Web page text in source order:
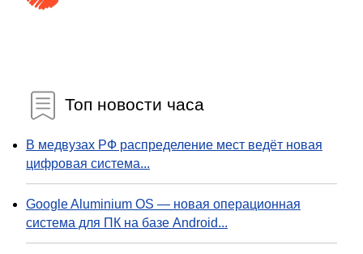
Топ новости часа
В медвузах РФ распределение мест ведёт новая
цифровая система...
Google Aluminium OS — новая операционная
система для ПК на базе Android...